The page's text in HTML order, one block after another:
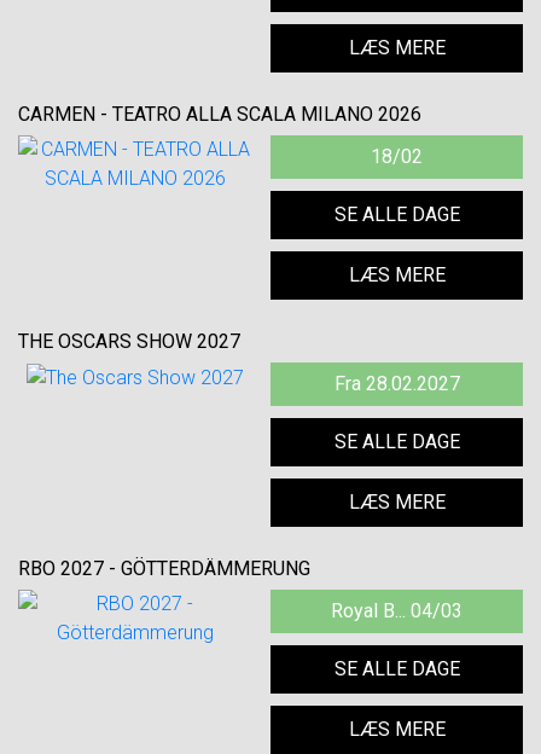
LÆS MERE
CARMEN - TEATRO ALLA SCALA MILANO 2026
18/02
SE ALLE DAGE
LÆS MERE
THE OSCARS SHOW 2027
Fra 28.02.2027
SE ALLE DAGE
LÆS MERE
RBO 2027 - GÖTTERDÄMMERUNG
Royal B... 04/03
SE ALLE DAGE
LÆS MERE